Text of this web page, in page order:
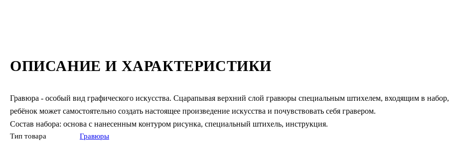
ОПИСАНИЕ И ХАРАКТЕРИСТИКИ
Гравюра - особый вид графического искусства. Сцарапывая верхний слой гравюры специальным штихелем, входящим в набор,
ребёнок может самостоятельно создать настоящее произведение искусства и почувствовать себя гравером.
Состав набора: основа с нанесенным контуром рисунка, специальный штихель, инструкция.
Тип товара
Гравюры